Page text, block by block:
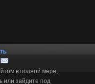
в полной мере,
или зайдите под